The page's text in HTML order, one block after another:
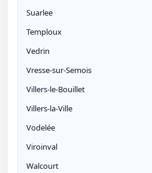
Suarlee
Temploux
Vedrin
Vresse-sur-Semois
Villers-le-Bouillet
Villers-la-Ville
Vodelée
Viroinval
Walcourt